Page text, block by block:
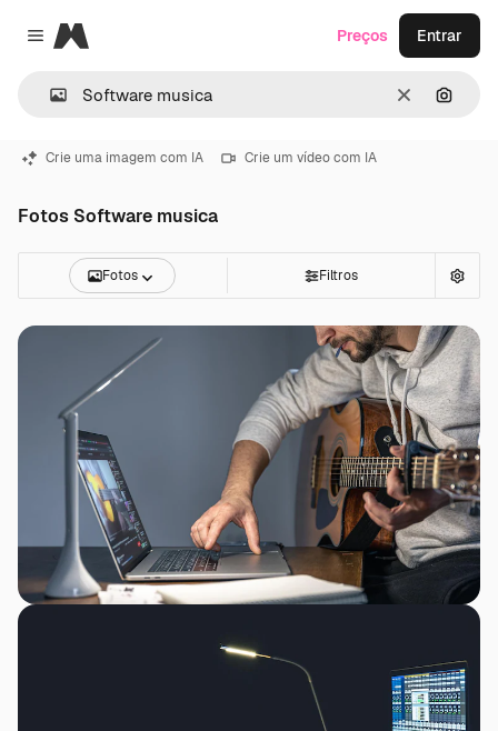
Close menu
Magnific
Limpar
Preços Entrar
Crie uma imagem com IA Crie um vídeo com IA
Fotos Software musica
Fotos Filtros